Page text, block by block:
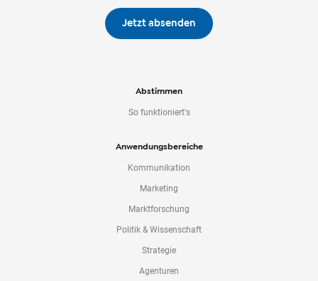
Jetzt absenden
Abstimmen
So funktioniert's
Anwendungsbereiche
Kommunikation
Marketing
Marktforschung
Politik & Wissenschaft
Strategie
Agenturen